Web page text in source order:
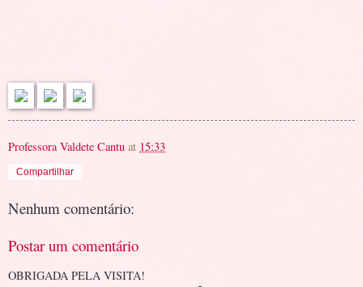
Professora Valdete Cantu at 15:33
Compartilhar
Nenhum comentário:
Postar um comentário
OBRIGADA PELA VISITA!